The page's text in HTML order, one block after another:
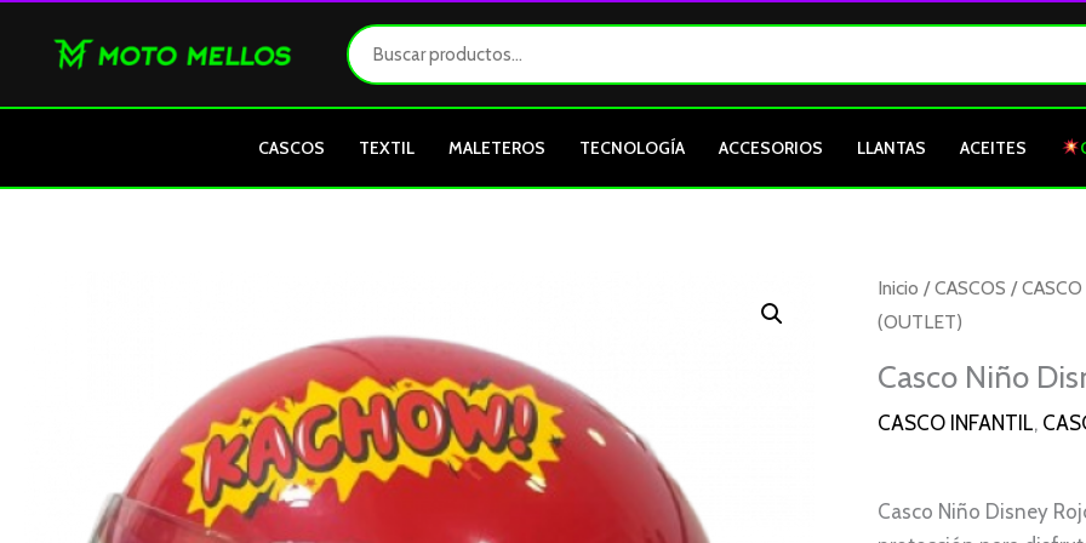
CASCOS TEXTIL MALETEROS TECNOLOGÍA ACCESORIOS LLANTAS ACEITES
Inicio /CASCOS /
(OUTLET)
Casco Niño
CASCO INFANTIL,
Casco Niño Disney
Casco
Niño
Rojo
Rayo
(OUTLET)